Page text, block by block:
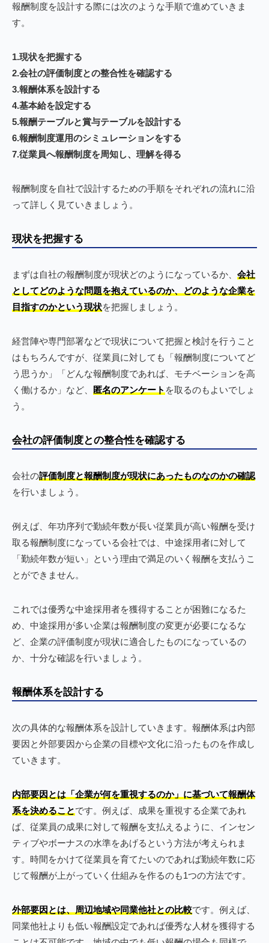
報酬制度を設計する際には次のような手順で進めていきま
す。
1.現状を把握する
2.会社の評価制度との整合性を確認する
3.報酬体系を設計する
4.基本給を設定する
5.報酬テーブルと賞与テーブルを設計する
6.報酬制度運用のシミュレーションをする
7.従業員へ報酬制度を周知し、理解を得る
報酬制度を自社で設計するための手順をそれぞれの流れに沿
って詳しく見ていきましょう。
現状を把握する
まずは自社の報酬制度が現状どのようになっているか、 会社
としてどのような問題を抱えているのか、どのような企業を
目指すのかという現状を把握しましょう。
経営陣や専門部署などで現状について把握と検討を行うこと
はもちろんですが、従業員に対しても「報酬制度についてど
う思うか」「どんな報酬制度であれば、モチベーションを高
く働けるか」など、
匿名のアンケート を取るのもよいでしょ
う。
会社の評価制度との整合性を確認する
会社の評価制度と報酬制度が現状にあったものなのかの確認
を行いましょう。
例えば、年功序列で勤続年数が長い従業員が高い報酬を受け
取る報酬制度になっている会社では、中途採用者に対して
「勤続年数が短い」という理由で満足のいく報酬を支払うこ
とができません。
これでは優秀な中途採用者を獲得することが困難になるた
め、中途採用が多い企業は報酬制度の変更が必要になるな
ど、企業の評価制度が現状に適合したものになっているの
か、十分な確認を行いましょう。
報酬体系を設計する
次の具体的な報酬体系を設計していきます。報酬体系は内部
要因と外部要因から企業の目標や文化に沿ったものを作成し
ていきます。
内部要因とは「企業が何を重視するのか」に基づいて報酬体
系を決めることです。例えば、成果を重視する企業であれ
ば、従業員の成果に対して報酬を支払えるように、インセン
ティブやボーナスの水準をあげるという方法が考えられま
す。時間をかけて従業員を育てたいのであれば勤続年数に応
じて報酬が上がっていく仕組みを作るのも1つの方法です。
外部要因とは、周辺地域や同業他社との比較です。例えば、
同業他社よりも低い報酬設定であれば優秀な人材を獲得する